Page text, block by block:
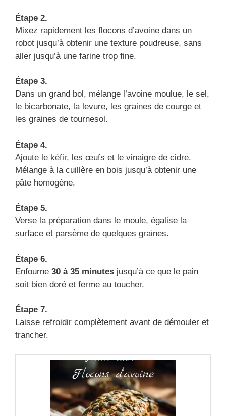
Étape 2.
Mixez rapidement les flocons d’avoine dans un
robot jusqu’à obtenir une texture poudreuse, sans
aller jusqu’à une farine trop fine.
Étape 3.
Dans un grand bol, mélange l’avoine moulue, le sel,
le bicarbonate, la levure, les graines de courge et
les graines de tournesol.
Étape 4.
Ajoute le kéfir, les œufs et le vinaigre de cidre.
Mélange à la cuillère en bois jusqu’à obtenir une
pâte homogène.
Étape 5.
Verse la préparation dans le moule, égalise la
surface et parsème de quelques graines.
Étape 6.
Enfourne 30 à 35 minutes jusqu’à ce que le pain
soit bien doré et ferme au toucher.
Étape 7.
Laisse refroidir complètement avant de démouler et
trancher.